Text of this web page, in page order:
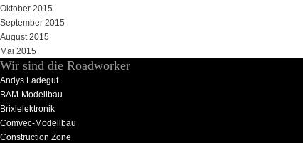
Oktober 2015
September 2015
August 2015
Mai 2015
Wir sind die Roadworker
Andys Ladegut
BAM-Modellbau
Brixlelektronik
Comvec-Modellbau
Construction Zone